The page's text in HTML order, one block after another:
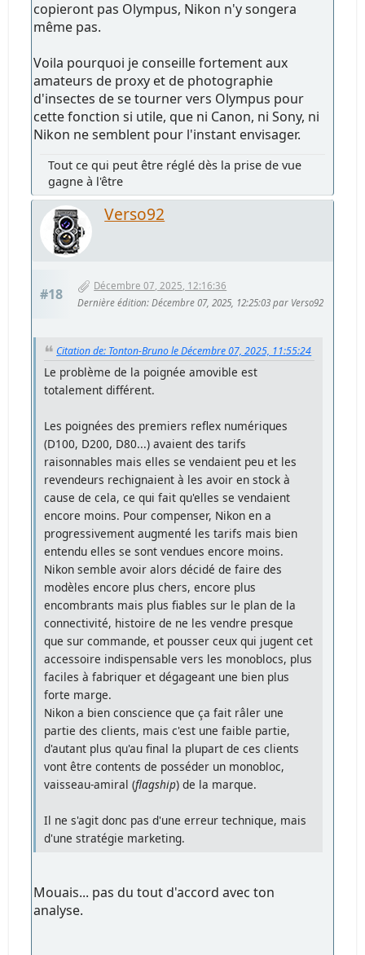
copieront pas Olympus, Nikon n'y songera
même pas.
Voila pourquoi je conseille fortement aux
amateurs de proxy et de photographie
d'insectes de se tourner vers Olympus pour
cette fonction si utile, que ni Canon, ni Sony, ni
Nikon ne semblent pour l'instant envisager.
Tout ce qui peut être réglé dès la prise de vue
gagne à l'être
Verso92
#18
Décembre 07, 2025, 12:16:36
Dernière édition: Décembre 07, 2025, 12:25:03 par Verso92
Citation de: Tonton-Bruno le Décembre 07, 2025, 11:55:24
Le problème de la poignée amovible est
totalement différent.
Les poignées des premiers reflex numériques
(D100, D200, D80...) avaient des tarifs
raisonnables mais elles se vendaient peu et les
revendeurs rechignaient à les avoir en stock à
cause de cela, ce qui fait qu'elles se vendaient
encore moins. Pour compenser, Nikon en a
progressivement augmenté les tarifs mais bien
entendu elles se sont vendues encore moins.
Nikon semble avoir alors décidé de faire des
modèles encore plus chers, encore plus
encombrants mais plus fiables sur le plan de la
connectivité, histoire de ne les vendre presque
que sur commande, et pousser ceux qui jugent cet
accessoire indispensable vers les monoblocs, plus
faciles à fabriquer et dégageant une bien plus
forte marge.
Nikon a bien conscience que ça fait râler une
partie des clients, mais c'est une faible partie,
d'autant plus qu'au final la plupart de ces clients
vont être contents de posséder un monobloc,
vaisseau-amiral (flagship) de la marque.
Il ne s'agit donc pas d'une erreur technique, mais
d'une stratégie marketing.
Mouais... pas du tout d'accord avec ton
analyse.